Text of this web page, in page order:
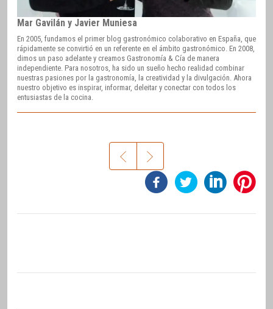
Mar Gavilán y Javier Muniesa
En 2005, fundamos el primer blog gastronómico colaborativo en España, que
rápidamente se convirtió en un referente en el ámbito gastronómico. En 2008,
dimos un paso adelante y creamos Gastronomía & Cía de manera
independiente. Para nosotros, ha sido un sueño hecho realidad combinar
nuestras pasiones por la gastronomía, la creatividad y la divulgación. Ahora
nuestro objetivo es inspirar, informar, deleitar y conectar con todos los
entusiastas de la cocina.